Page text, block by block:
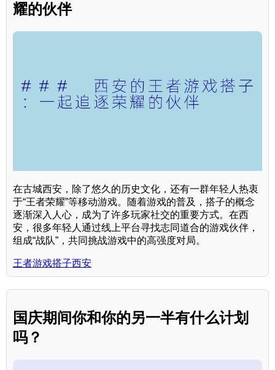
耀的伙伴
在古城西安，除了悠久的历史文化，还有一群年轻人热衷
于“王者荣耀”等移动游戏。随着游戏的普及，搭子的概念
逐渐深入人心，成为了许多玩家社交的重要方式。在西
安，很多年轻人通过线上平台寻找志同道合的游戏伙伴，
组成“战队”，共同挑战游戏中的高强度对局。
王者游戏搭子西安
国庆期间你和你的另一半有什么计划
吗？